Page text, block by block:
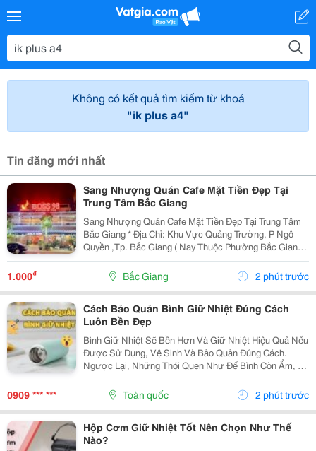
Không có kết quả tìm kiếm từ khoá
"ik plus a4"
Tin đăng mới nhất
Sang Nhượng Quán Cafe Mặt Tiền Đẹp Tại
Trung Tâm Bắc Giang
Sang Nhượng Quán Cafe Mặt Tiền Đẹp Tại Trung Tâm
Bắc Giang * Địa Chỉ: Khu Vực Quảng Trường, P Ngô
Quyền ,Tp. Bắc Giang ( Nay Thuộc Phường Bắc Giang *
Diện Tích: 115M&Sup2; - Thiết Kế: Quán 2 Tầng, Mặt
Bằng Rộng Rãi, Thoáng Đẹp - Vị Trí: Mặt Tiền...
1.000₫ Bắc Giang 2 phút trước
Cách Bảo Quản Bình Giữ Nhiệt Đúng Cách
Luôn Bền Đẹp
Bình Giữ Nhiệt Sẽ Bền Hơn Và Giữ Nhiệt Hiệu Quả Nếu
Được Sử Dụng, Vệ Sinh Và Bảo Quản Đúng Cách.
Ngược Lại, Những Thói Quen Như Để Bình Còn Ẩm, Vệ
Sinh Không Kỹ Hoặc Sử Dụng Sai Mục Đích Có Thể
Khiến Bình Nhanh Ám Mùi, Giảm Khả Năng Giữ Nhiệt
Và Rút...
0909 *** *** Toàn quốc 2 phút trước
Hộp Cơm Giữ Nhiệt Tốt Nên Chọn Như Thế
Nào?